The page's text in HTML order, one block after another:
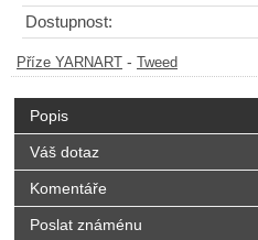
Dostupnost:
Příze YARNART - Tweed
Popis
Váš dotaz
Komentáře
Poslat známénu